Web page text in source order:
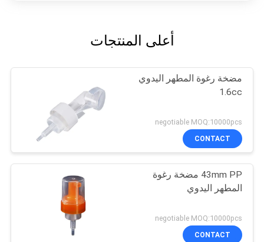
أعلى المنتجات
مضخة رغوة المطهر اليدوي
1.6cc
negotiable MOQ:10000pcs
CONTACT
43mm PP مضخة رغوة
المطهر اليدوي
negotiable MOQ:10000pcs
CONTACT